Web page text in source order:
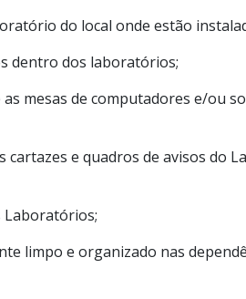
do local onde estão
dentro dos laboratórios;
mesas de computadores e/ou
e quadros de avisos do
Laboratórios;
limpo e organizado nas